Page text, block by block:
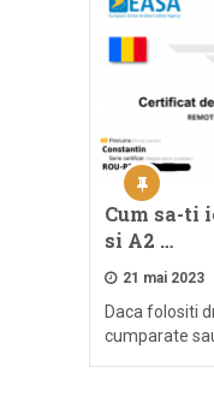
Cum sa-ti
si A2 …
21 mai 2023
Daca folositi
cumparate